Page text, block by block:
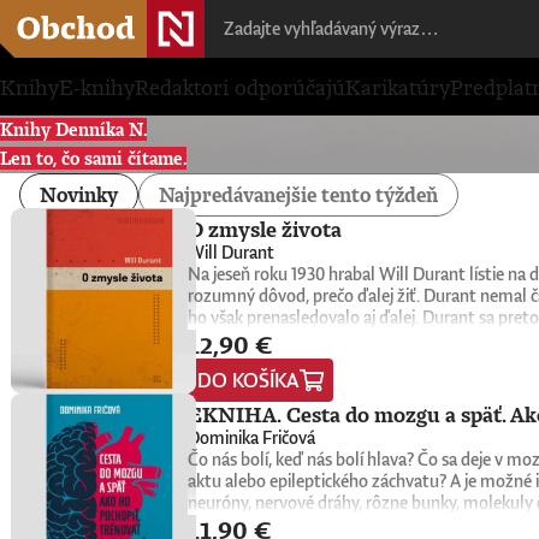
KnihyE-knihyRedaktori odporúčajúKarikatúry
Knihy Denníka N.
Len to, čo sami čítame.
Novinky Najpredávanejšie tento týždeň
O zmysle života
Will Durant
Na jeseň roku 1930 hrabal Will Durant lístie
rozumný dôvod, prečo ďalej žiť. Durant nemal
ho však prenasledovalo aj ďalej. Durant sa
konkrétne oni sami nachádzajú zmysel, cieľ a
1932. Keďže nemala žiadnu reklamu, tento
do rúk novej generácii čitateľov a čitateliek.
univerzitní profesori, psychológovia, štátnici,
spoločnú niť. Tá odhaľuje hlboké puto medzi
americký spisovateľ, historik a filozof, ktorý
Civilization), na ktorom vyše štyri desaťročia
myšlienkach zrozumiteľným, ľudským a
zmysluplnejšieho života.
12,90 €
DO KOŠÍKA
EKNIHA. Cesta do mozgu a späť.
Dominika Fričová
Čo nás bolí, keď nás bolí hlava? Čo sa deje v
aktu alebo epileptického záchvatu? A je
neuróny, nervové dráhy, rôzne bunky,
slovenská neurobiologička Dominika Fričová
11,90 €